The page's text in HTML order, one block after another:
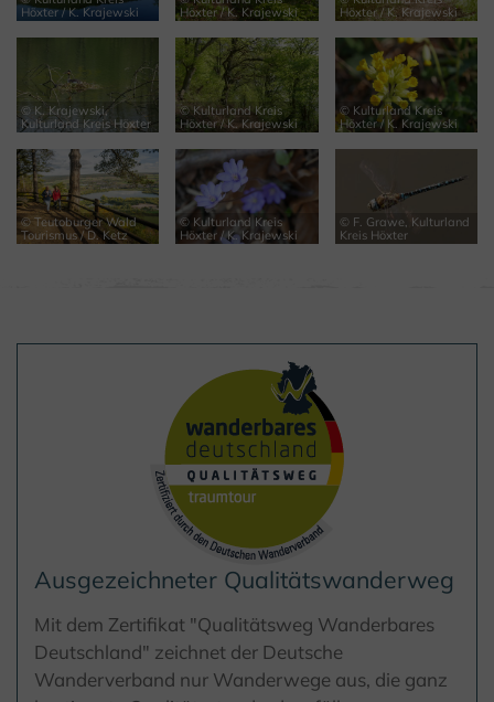
Höxter / K. Krajewski
Höxter / K. Krajewski
Höxter / K. Krajewski
© K. Krajewski,
Kulturland Kreis Höxter
© Kulturland Kreis
Höxter / K. Krajewski
© Kulturland Kreis
Höxter / K. Krajewski
© Teutoburger Wald
Tourismus / D. Ketz
© Kulturland Kreis
Höxter / K. Krajewski
© F. Grawe, Kulturland
Kreis Höxter
Ausgezeichneter Qualitätswanderweg
Mit dem Zertifikat "Qualitätsweg Wanderbares
Deutschland" zeichnet der Deutsche
Wanderverband nur Wanderwege aus, die ganz